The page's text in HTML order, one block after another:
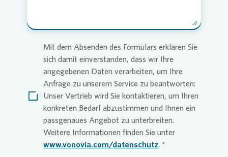
Mit dem Absenden des Formulars erklären Sie
sich damit einverstanden, dass wir Ihre
angegebenen Daten verarbeiten, um Ihre
Anfrage zu unserem Service zu beantworten:
Unser Vertrieb wird Sie kontaktieren, um Ihren
konkreten Bedarf abzustimmen und Ihnen ein
passgenaues Angebot zu unterbreiten.
Weitere Informationen finden Sie unter
www.vonovia.com/datenschutz.